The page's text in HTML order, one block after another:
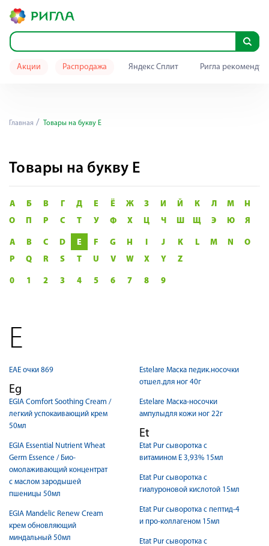
Акции Распродажа Яндекс Сплит Ригла
Главная Товары на букву E
Товары на букву E
А Б В Г Д Е Ё Ж З И Й К Л М
Н
О
П Р С Т У Ф Х Ц Ч Ш Щ Э Ю Я
A B C D E F G H I J K L M N
O
P
Q R S T U V W X Y Z
0 1 2 3 4 5 6 7 8 9
E
EAE очки 869
Eg
EGIA Comfort Soothing Cream /
легкий успокаивающий крем
50мл
EGIA Essential Nutrient Wheat
Germ Essence / Био-
омолаживающий концентрат
с маслом зародышей
пшеницы 50мл
EGIA Mandelic Renew Cream
крем обновляющий
миндальный 50мл
Estelare Маска педик.носочки
отшел.для ног 40г
Estelare Маска-носочки
ампулыдля кожи ног 22г
Et
Etat Pur cыворотка с
витамином Е 3,93% 15мл
Etat Pur cыворотка с
гиалуроновой кислотой 15мл
Etat Pur cыворотка с пептид-4
и про-коллагеном 15мл
Etat Pur cыворотка с